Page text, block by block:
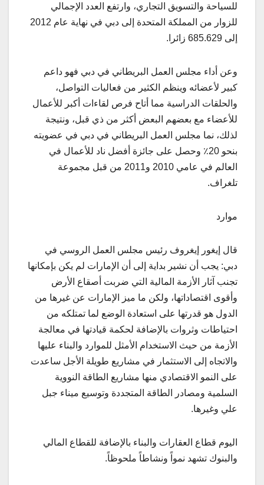
للسياحة والتسويق التجاري، وارتفع العدد الإجمالي
للزوار من المملكة المتحدة إلى دبي في نهاية عام 2012
إلى 685.629 زائرا.
وعن أداء مجلس العمل البريطاني في دبي فهو داعم
كبير لأعضائه وينظم الكثير من فعاليات التواصل،
والحلقات الدراسية مما أتاح فرص لقاءات أكبر للأعمال
للأعضاء مع بعضهم البعض أكثر من ذي قبل، ونتيجة
لذلك، نما مجلس العمل البريطاني في دبي في عضويته
بنحو 20٪ وحصل على جائزة أفضل ناد للأعمال في
العالم في عامي 2010 و2011 من قبل مجموعة
تلغراف.
موارد
قال إيغور إيغروف رئيس مجلس العمل الروسي في
دبي: يجب أن نشير بداية إلى أن الإمارات لم يكن بإمكانها
تجنب آثار الأزمة المالية التي ضربت أصقاع الأرض
وأقوى اقتصاداتها، ولكن ما ميز الإمارات عن غيرها من
الدول هو قدرتها على استعادة الوضع لما تمتلكه من
احتياطات وثروات بالإضافة لحكمة قيادتها في معالجة
الأزمة من حيث الاستخدام الأمثل للموارد والبناء عليها
والاتجاه إلى الاستثمار في مشاريع طويلة الأجل ساعدت
على النمو الاقتصادي منها مشاريع الطاقة النووية
السلمية ومصادر الطاقة المتجددة وتوسيع ميناء جبل
علي وغيرها.
اليوم قطاع العقارات والبناء بالإضافة للقطاع المالي
والبنوك تشهد نمواً ونشاطاً ملحوظاً.